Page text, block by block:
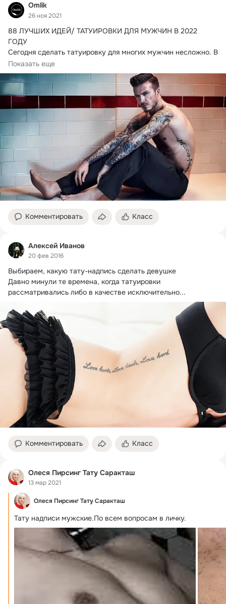
Omlik
26 ноя 2021
88 ЛУЧШИХ ИДЕЙ/ ТАТУИРОВКИ ДЛЯ МУЖЧИН В 2022
ГОДУ
Сегодня сделать татуировку для многих мужчин несложно. В
конце концов, немного чернил...
Показать еще
Комментировать Класс
Алексей Иванов
20 фев 2016
Выбираем, какую тату-надпись сделать девушке
Давно минули те времена, когда татуировки
рассматривались либо в качестве исключительно...
Комментировать Класс
Олеся Пирсинг Тату Саракташ
13 мар 2021
Олеся Пирсинг Тату Саракташ
Тату надписи мужские.По всем вопросам в личку.